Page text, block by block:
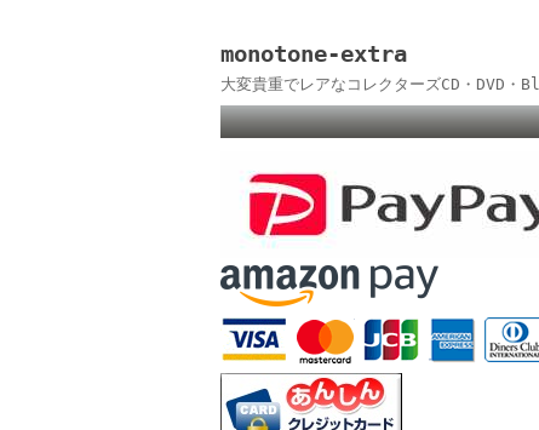
monotone-extra
大変貴重でレアなコレクターズCD・DVD・